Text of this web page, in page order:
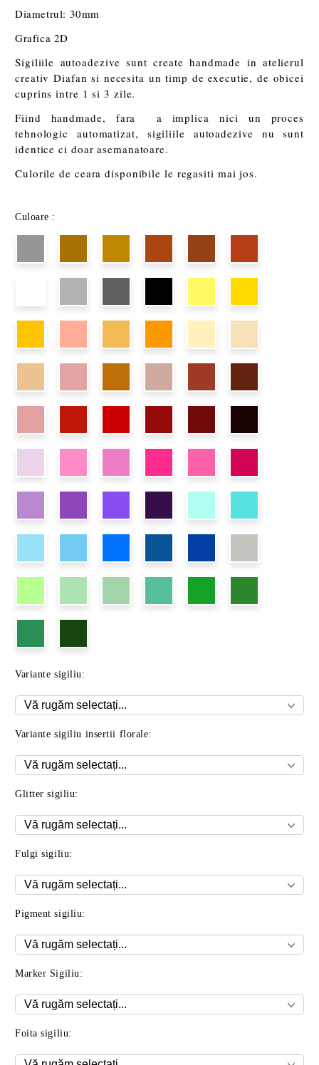
Diametrul: 30mm
Grafica 2D
Sigiliile autoadezive sunt create handmade in atelierul
creativ Diafan si necesita un timp de executie, de obicei
cuprins intre 1 si 3 zile.
Fiind handmade, fara a implica nici un proces
tehnologic automatizat, sigiliile autoadezive nu sunt
identice ci doar asemanatoare.
Culorile de ceara disponibile le regasiti mai jos.
Culoare :
Variante sigiliu:
Variante sigiliu insertii florale:
Glitter sigiliu:
Fulgi sigiliu:
Pigment sigiliu:
Marker Sigiliu:
Foita sigiliu: